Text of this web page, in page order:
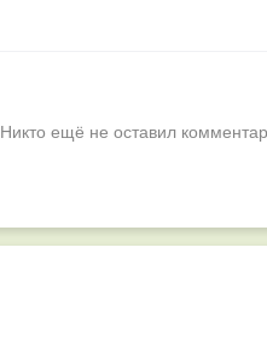
Никто ещё не оставил